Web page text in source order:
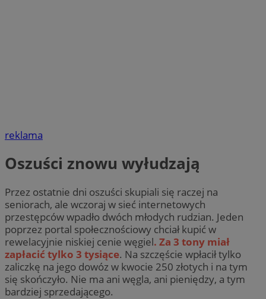
reklama
Oszuści znowu wyłudzają
Przez ostatnie dni oszuści skupiali się raczej na
seniorach, ale wczoraj w sieć internetowych
przestępców wpadło dwóch młodych rudzian. Jeden
poprzez portal społecznościowy chciał kupić w
rewelacyjnie niskiej cenie węgiel. Za 3 tony miał
zapłacić tylko 3 tysiące. Na szczęście wpłacił tylko
zaliczkę na jego dowóz w kwocie 250 złotych i na tym
się skończyło. Nie ma ani węgla, ani pieniędzy, a tym
bardziej sprzedającego.